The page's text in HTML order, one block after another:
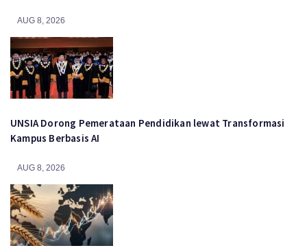
AUG 8, 2026
UNSIA Dorong Pemerataan Pendidikan lewat Transformasi
Kampus Berbasis AI
AUG 8, 2026